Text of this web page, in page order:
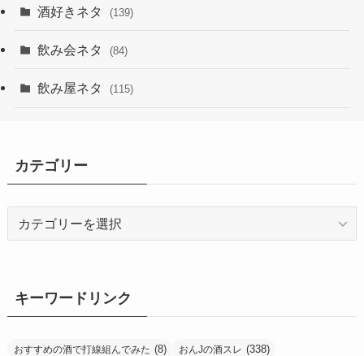
酒好きネタ (139)
飲み会ネタ (84)
飲み屋ネタ (115)
カテゴリー
ーキーワードリンク
おすすめの酒で打線組んでみた (8) おんJの酒スレ (338)